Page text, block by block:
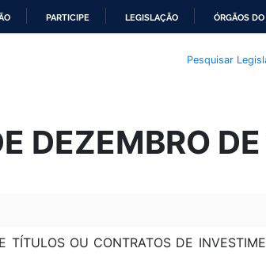
PARTICIPE LEGISLAÇÃO ÓRGÃOS
Pesquisar
DEZEMBRO
TÍTULOS OU CONTRATOS DE